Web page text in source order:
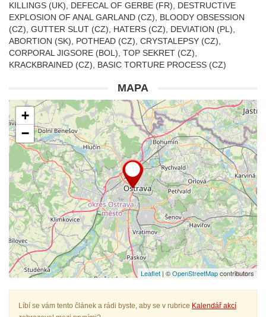
KILLINGS (UK), DEFECAL OF GERBE (FR), DESTRUCTIVE
EXPLOSION OF ANAL GARLAND (CZ), BLOODY OBSESSION
(CZ), GUTTER SLUT (CZ), HATERS (CZ), DEVIATION (PL),
ABORTION (SK), POTHEAD (CZ), CRYSTALEPSY (CZ),
CORPORAL JIGSORE (BOL), TOP SEKRET (CZ),
KRACKBRAINED (CZ), BASIC TORTURE PROCESS (CZ)
MAPA
+
−
Leaflet | ©OpenStreetMapcontributors
Líbí se vám tento článek a rádi byste, aby se v rubrice Kalendář akcí